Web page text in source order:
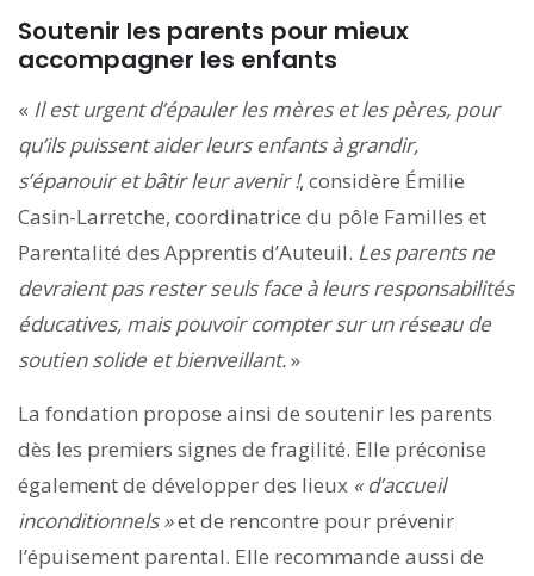
Soutenir les parents pour mieux
accompagner les enfants
« Il est urgent d’épauler les mères et les pères, pour
qu’ils puissent aider leurs enfants à grandir,
s’épanouir et bâtir leur avenir !, considère Émilie
Casin-Larretche, coordinatrice du pôle Familles et
Parentalité des Apprentis d’Auteuil. Les parents ne
devraient pas rester seuls face à leurs responsabilités
éducatives, mais pouvoir compter sur un réseau de
soutien solide et bienveillant.»
La fondation propose ainsi de soutenir les parents
dès les premiers signes de fragilité. Elle préconise
également de développer des lieux « d’accueil
inconditionnels »et de rencontre pour prévenir
l’épuisement parental. Elle recommande aussi de